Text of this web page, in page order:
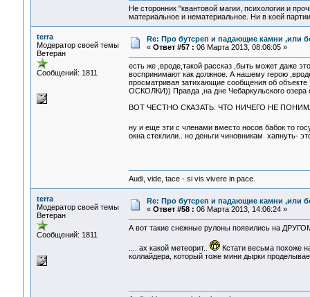
Не сторонник "квантовой магии, психологии и
материальное и нематериальное. Ни в коей
terra
Модератор своей темы
Ветеран
Сообщений: 1811
Re: Про бутсреп и падающие камни ,или
« Ответ #57 : 06 Марта 2013, 08:06:05 »
есть же ,вроде,такой рассказ ,быть может даже
воспринимают как должное. А нашему герою
просматривая затихающие сообщения об
ОСКОЛКИ)) Правда ,на дне Чебаркульского озера
ВОТ ЧЕСТНО СКАЗАТЬ. ЧТО НИЧЕГО НЕ
ну и еще эти с членами вместо носов бабок то
окна стеклили.. но деньги чиновникам хапнуть-
Audi, vide, tace - si vis vivere in pace.
terra
Модератор своей темы
Ветеран
Сообщений: 1811
Re: Про бутсреп и падающие камни ,или
« Ответ #58 : 06 Марта 2013, 14:06:24 »
А вот такие снежные рулоны появились на
.... ах какой метеорит..
Кстати весьма похоже
коллайдера, который тоже мини дырки